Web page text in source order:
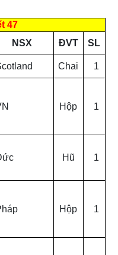
47
NSX ĐVT SL
Chai 1
Hộp 1
Hũ 1
Hộp 1